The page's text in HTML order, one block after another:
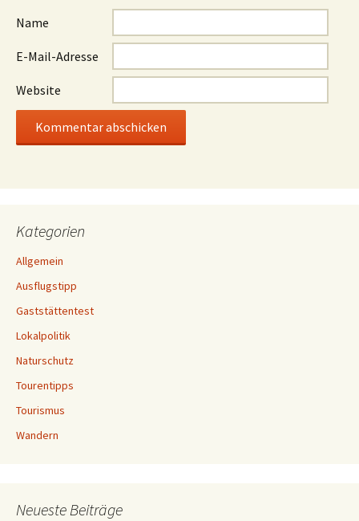
Name
E-Mail-Adresse
Website
Kategorien
Allgemein
Ausflugstipp
Gaststättentest
Lokalpolitik
Naturschutz
Tourentipps
Tourismus
Wandern
Neueste Beiträge